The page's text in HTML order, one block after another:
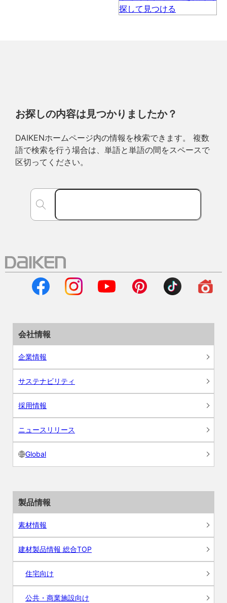
お探しの内容は見つかりましたか？
DAIKENホームページ内の情報を検索できます。 複数
語で検索を行う場合は、単語と単語の間をスペースで
区切ってください。
会社情報
企業情報
サステナビリティ
採用情報
ニュースリリース
Global
製品情報
素材情報
建材製品情報 総合TOP
住宅向け
公共・商業施設向け